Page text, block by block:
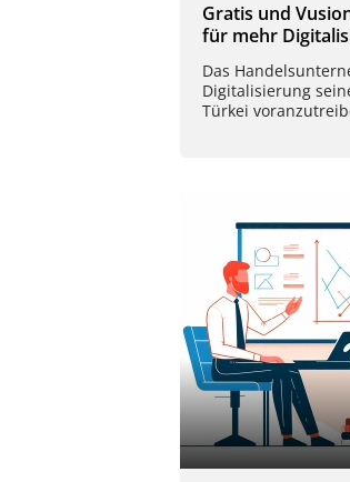
Gratis und
für mehr
Das
Digitalisierung
Türkei